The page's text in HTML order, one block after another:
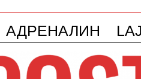
АДРЕНАЛИН